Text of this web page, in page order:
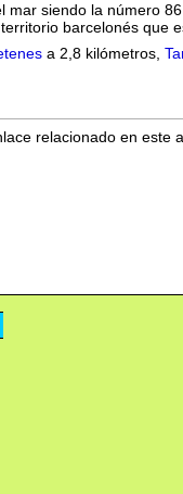
mar siendo la número
barcelonés que
a 2,8 kilómetros,
relacionado en este